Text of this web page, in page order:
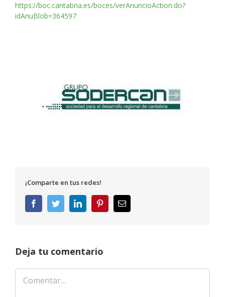
https://boc.cantabria.es/boces/verAnuncioAction.do?
idAnuBlob=364597
¡Comparte en tus redes!
FacebookTwitterLinkedInPinterestCorreo
electrónico
Deja tu comentario
Comentar